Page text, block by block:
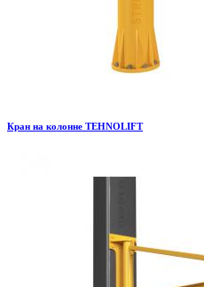
Кран на колонне TEHNOLIFT